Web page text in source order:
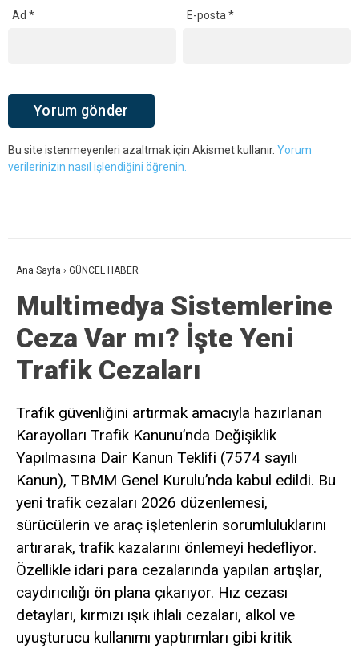
Ad * E-posta*
Bu site istenmeyenleri azaltmak için Akismet kullanır. Yorum
verilerinizin nasıl işlendiğini öğrenin.
Ana Sayfa › GÜNCEL HABER
Multimedya Sistemlerine
Ceza Var mı? İşte Yeni
Trafik Cezaları
Trafik güvenliğini artırmak amacıyla hazırlanan
Karayolları Trafik Kanunu’nda Değişiklik
Yapılmasına Dair Kanun Teklifi (7574 sayılı
Kanun), TBMM Genel Kurulu’nda kabul edildi. Bu
yeni trafik cezaları 2026 düzenlemesi,
sürücülerin ve araç işletenlerin sorumluluklarını
artırarak, trafik kazalarını önlemeyi hedefliyor.
Özellikle idari para cezalarında yapılan artışlar,
caydırıcılığı ön plana çıkarıyor. Hız cezası
detayları, kırmızı ışık ihlali cezaları, alkol ve
uyuşturucu kullanımı yaptırımları gibi kritik